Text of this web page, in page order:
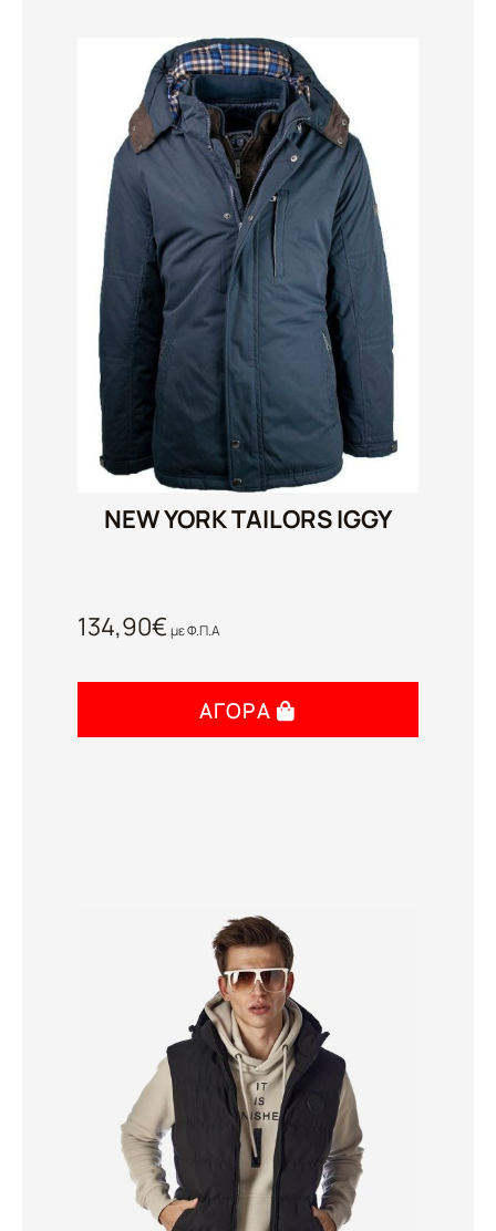
NEW YORK TAILORS IGGY
134,90€με Φ.Π.Α
ΑΓΟΡΆ